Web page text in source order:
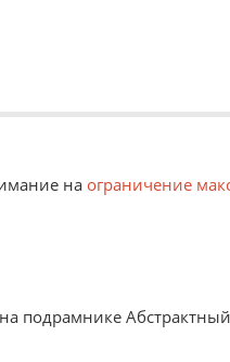
на ограничение
подрамнике